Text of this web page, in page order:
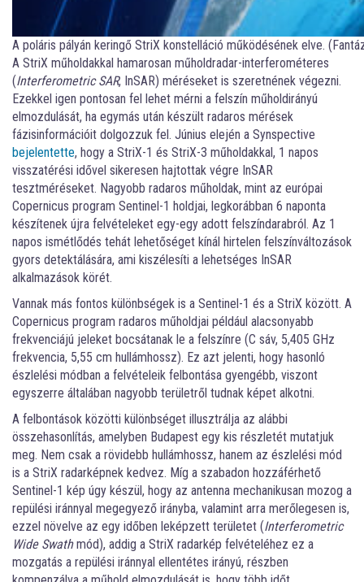
A poláris pályán keringő StriX konstelláció működésének elve.
A StriX műholdakkal hamarosan műholdradar-interferométeres
(Interferometric SAR, InSAR) méréseket is szeretnének végezni.
Ezekkel igen pontosan fel lehet mérni a felszín műholdirányú
elmozdulását, ha egymás után készült radaros mérések
fázisinformációit dolgozzuk fel. Június elején a Synspective
bejelentette, hogy a StriX-1 és StriX-3 műholdakkal, 1 napos
visszatérési idővel sikeresen hajtottak végre InSAR
tesztméréseket. Nagyobb radaros műholdak, mint az európai
Copernicus program Sentinel-1 holdjai, legkorábban 6 naponta
készítenek újra felvételeket egy-egy adott felszíndarabról. Az 1
napos ismétlődés tehát lehetőséget kínál hirtelen felszínváltozások
gyors detektálására, ami kiszélesíti a lehetséges InSAR
alkalmazások körét.
Vannak más fontos különbségek is a Sentinel-1 és a StriX között. A
Copernicus program radaros műholdjai például alacsonyabb
frekvenciájú jeleket bocsátanak le a felszínre (C sáv, 5,405 GHz
frekvencia, 5,55 cm hullámhossz). Ez azt jelenti, hogy hasonló
észlelési módban a felvételeik felbontása gyengébb, viszont
egyszerre általában nagyobb területről tudnak képet alkotni.
A felbontások közötti különbséget illusztrálja az alábbi
összehasonlítás, amelyben Budapest egy kis részletét mutatjuk
meg. Nem csak a rövidebb hullámhossz, hanem az észlelési mód
is a StriX radarképnek kedvez. Míg a szabadon hozzáférhető
Sentinel-1 kép úgy készül, hogy az antenna mechanikusan mozog a
repülési iránnyal megegyező irányba, valamint arra merőlegesen is,
ezzel növelve az egy időben leképzett területet (Interferometric
Wide Swathmód), addig a StriX radarkép felvételéhez ez a
mozgatás a repülési iránnyal ellentétes irányú, részben